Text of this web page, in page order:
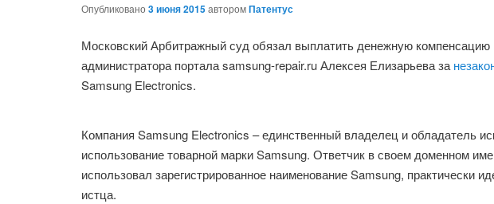
Опубликовано3 июня 2015авторомПатентус
Московский Арбитражный суд обязал выплатить денежную компенсацию
администратора портала samsung-repair.ru Алексея Елизарьева за
Samsung Electronics.
Компания Samsung Electronics – единственный владелец и обладатель
использование товарной марки Samsung. Ответчик в своем доменном
использовал зарегистрированное наименование Samsung, практически
истца.